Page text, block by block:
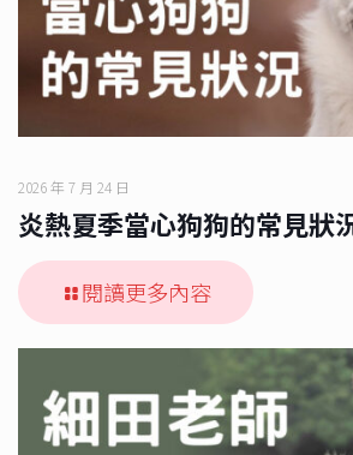
2026 年 7 月 24 日
炎熱夏季當心狗狗的常見狀
閱讀更多內容